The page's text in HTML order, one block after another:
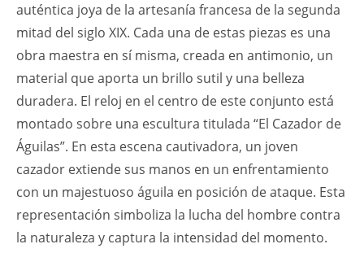
auténtica joya de la artesanía francesa de la segunda
mitad del siglo XIX. Cada una de estas piezas es una
obra maestra en sí misma, creada en antimonio, un
material que aporta un brillo sutil y una belleza
duradera. El reloj en el centro de este conjunto está
montado sobre una escultura titulada “El Cazador de
Águilas”. En esta escena cautivadora, un joven
cazador extiende sus manos en un enfrentamiento
con un majestuoso águila en posición de ataque. Esta
representación simboliza la lucha del hombre contra
la naturaleza y captura la intensidad del momento.